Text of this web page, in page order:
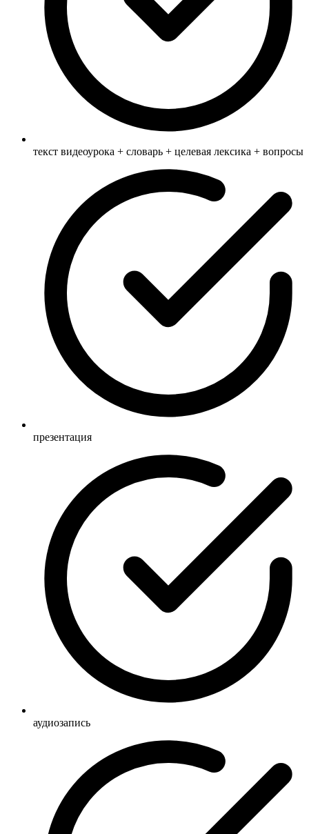
текст видеоурока + словарь + целевая лексика + вопросы
презентация
аудиозапись